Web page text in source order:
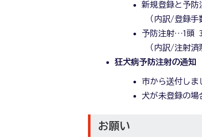
新規登録と予
（内訳/登録手
予防注射…1頭
（内訳/注射済
狂犬病予防注射の通知
市から送付しま
犬が未登録の場
お願い